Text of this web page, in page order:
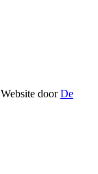
doorDe